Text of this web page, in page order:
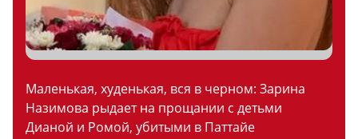
Маленькая, худенькая, вся в черном: Зарина
Назимова рыдает на прощании с детьми
Дианой и Ромой, убитыми в Паттайе